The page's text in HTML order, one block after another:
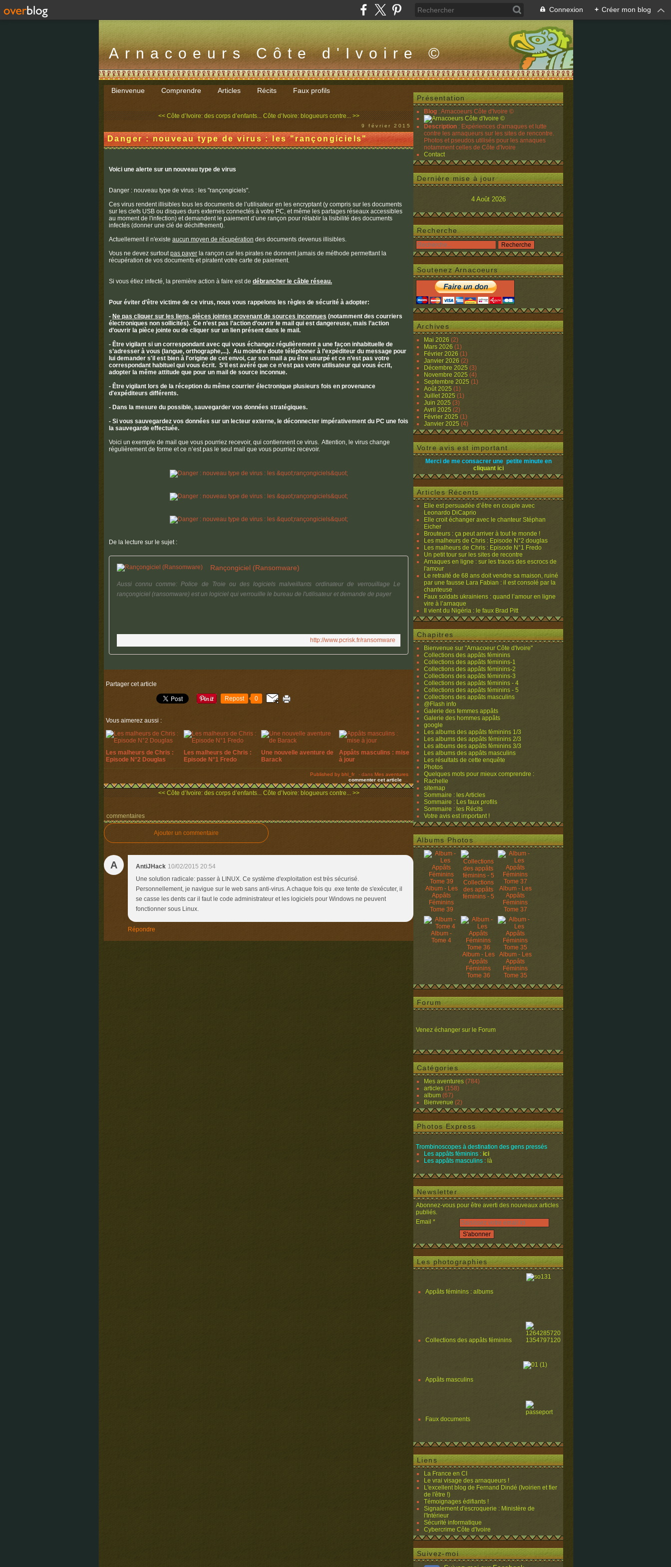
Connexion + Créer mon blog
Arnacoeurs Côte d'Ivoire ©
Bienvenue Comprendre Articles Récits Faux profils
<< Côte d’Ivoire: des corps d’enfants... Côte d’Ivoire: blogueurs contre... >>
9 février 2015
Danger : nouveau type de virus : les "rançongiciels"
Voici une alerte sur un nouveau type de virus
Danger : nouveau type de virus : les "rançongiciels".
Ces virus rendent illisibles tous les documents de l’utilisateur en les encryptant (y compris sur les documents
sur les clefs USB ou disques durs externes connectés à votre PC, et même les partages réseaux accessibles
au moment de l'infection) et demandent le paiement d’une rançon pour rétablir la lisibilité des documents
infectés (donner une clé de déchiffrement).
Actuellement il n'existe aucun moyen de récupération des documents devenus illisibles.
Vous ne devez surtoutpas payer la rançon car les pirates ne donnent jamais de méthode permettant la
récupération de vos documents et piratent votre carte de paiement.
Si vous étiez infecté, la première action à faire est de débrancher le câble réseau.
Pour éviter d’être victime de ce virus, nous vous rappelons les règles de sécurité à adopter:
- Ne pas cliquer sur les liens, pièces jointes provenant de sources inconnues (notamment des courriers
électroniques non sollicités). Ce n’est pas l’action d’ouvrir le mail qui est dangereuse, mais l’action
d’ouvrir la pièce jointe ou de cliquer sur un lien présent dans le mail.
- Être vigilant si un correspondant avec qui vous échangez régulièrement a une façon inhabituelle de
s’adresser à vous (langue, orthographe,...). Au moindre doute téléphoner à l’expéditeur du message pour
lui demander s'il est bien à l'origine de cet envoi, car son mail a pu être usurpé et ce n’est pas votre
correspondant habituel qui vous écrit. S’il est avéré que ce n’est pas votre utilisateur qui vous écrit,
adopter la même attitude que pour un mail de source inconnue.
- Être vigilant lors de la réception du même courrier électronique plusieurs fois en provenance
d'expéditeurs différents.
- Dans la mesure du possible, sauvegarder vos données stratégiques.
- Si vous sauvegardez vos données sur un lecteur externe, le déconnecter impérativement du PC une fois
la sauvegarde effectuée.
Voici un exemple de mail que vous pourriez recevoir, qui contiennent ce virus. Attention, le virus change
régulièrement de forme et ce n’est pas le seul mail que vous pourriez recevoir.
De la lecture sur le sujet :
Rançongiciel (Ransomware)
Aussi connu comme: Police de Troie ou des logiciels malveillants ordinateur de verrouillage Le
rançongiciel (ransomware) est un logiciel qui verrouille le bureau de l'utilisateur et demande de payer
http://www.pcrisk.fr/ransomware
Partager cet article
Repost 0
Vous aimerez aussi :
Les malheurs de Chris :
Episode N°2 Douglas
Les malheurs de Chris :
Episode N°1 Fredo
Une nouvelle aventure de
Barack
Appâts masculins : mise
à jour
Published by bhl_fr - dans Mes aventures
commenter cet article
<< Côte d’Ivoire: des corps d’enfants... Côte d’Ivoire: blogueurs contre... >>
commentaires
Ajouter un commentaire
A AntiJHack 10/02/2015 20:54
Une solution radicale: passer à LINUX. Ce système d'exploitation est très sécurisé.
Personnellement, je navigue sur le web sans anti-virus. A chaque fois qu .exe tente de s'exécuter, il
se casse les dents car il faut le code administrateur et les logiciels pour Windows ne peuvent
fonctionner sous Linux.
Répondre
Présentation
Blog : Arnacoeurs Côte d'Ivoire ©
Description : Expériences d'arnaques et lutte
contre les arnaqueurs sur les sites de rencontre.
Photos et pseudos utilisés pour les arnaques
notamment celles de Côte d'Ivoire
Contact
Dernière mise à jour
4 Août 2026
Recherche
Soutenez Arnacoeurs
Archives
Mai 2026 (2)
Mars 2026 (1)
Février 2026 (1)
Janvier 2026 (2)
Décembre 2025 (3)
Novembre 2025 (4)
Septembre 2025 (1)
Août 2025 (1)
Juillet 2025 (1)
Juin 2025 (3)
Avril 2025 (2)
Février 2025 (1)
Janvier 2025 (4)
Votre avis est important
Merci de me consacrer une petite minute en
cliquant ici
Articles Récents
Elle est persuadée d’être en couple avec
Leonardo DiCaprio
Elle croit échanger avec le chanteur Stéphan
Eicher
Brouteurs : ça peut arriver à tout le monde !
Les malheurs de Chris : Episode N°2 douglas
Les malheurs de Chris : Episode N°1 Fredo
Un petit tour sur les sites de recontre
Arnaques en ligne : sur les traces des escrocs de
l'amour
Le retraité de 68 ans doit vendre sa maison, ruiné
par une fausse Lara Fabian : il est consolé par la
chanteuse
Faux soldats ukrainiens : quand l’amour en ligne
vire à l’arnaque
Il vient du Nigéria : le faux Brad Pitt
Chapitres
Bienvenue sur "Arnacoeur Côte d'Ivoire"
Collections des appâts féminins
Collections des appâts féminins-1
Collections des appâts féminins-2
Collections des appâts féminins-3
Collections des appâts féminins - 4
Collections des appâts féminins - 5
Collections des appâts masculins
@Flash info
Galerie des femmes appâts
Galerie des hommes appâts
google
Les albums des appâts féminins 1/3
Les albums des appâts féminins 2/3
Les albums des appâts féminins 3/3
Les albums des appâts masculins
Les résultats de cette enquête
Photos
Quelques mots pour mieux comprendre :
Rachelle
sitemap
Sommaire : les Articles
Sommaire : Les faux profils
Sommaire : les Récits
Votre avis est important !
Albums Photos
Album - Les
Appâts
Féminins
Tome 39
Collections
des appâts
féminins - 5
Album - Les
Appâts
Féminins
Tome 37
Album -
Tome 4
Album - Les
Appâts
Féminins
Tome 36
Album - Les
Appâts
Féminins
Tome 35
Forum
Venez échanger sur le Forum
Catégories
Mes aventures (784)
articles (158)
album (67)
Bienvenue (2)
Photos Express
Trombinoscopes à destination des gens pressés
Les appâts féminins : ici
Les appâts masculins : là
Newsletter
Abonnez-vous pour être averti des nouveaux articles
publiés.
Email
Les photographies
Appâts féminins : albums
Collections des appâts féminins
Appâts masculins
Faux documents
Liens
La France en CI
Le vrai visage des arnaqueurs !
L'excellent blog de Fernand Dindé (Ivoirien et fier
de l'être !)
Témoignages édifiants !
Signalement d'escroquerie : Ministère de
l'Intérieur
Sécurité informatique
Cybercrime Côte d'Ivoire
Suivez-moi